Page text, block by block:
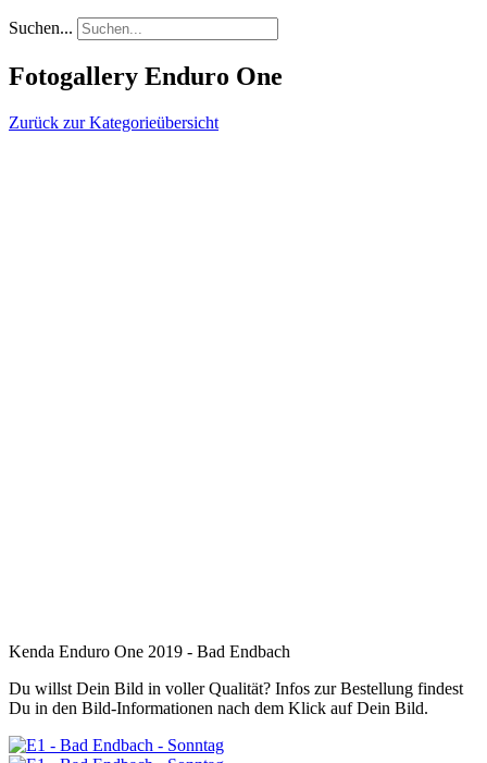
Suchen...
Fotogallery Enduro One
Zurück zur Kategorieübersicht
Kenda Enduro One 2019 - Bad Endbach
Du willst Dein Bild in voller Qualität? Infos zur Bestellung findest
Du in den Bild-Informationen nach dem Klick auf Dein Bild.